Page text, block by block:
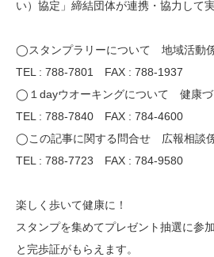
い）協定」締結団体が連携・協力して
◯スタンプラリーについて 地域活動係
TEL : 788-7801 FAX : 788-1937
◯１dayウオーキングについて 健康づ
TEL : 788-7840 FAX : 784-4600
◯この記事に関する問合せ 広報相談係
TEL : 788-7723 FAX : 784-9580
楽しく歩いて健康に！
スタンプを集めてプレゼント抽選に参
と完歩証がもらえます。